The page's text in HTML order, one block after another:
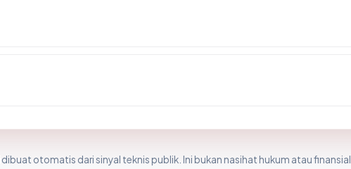
dibuat otomatis dari sinyal teknis publik. Ini bukan nasihat hukum atau finansial.